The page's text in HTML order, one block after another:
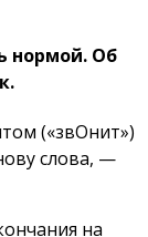
нормой. Об
(«звОнит»)
слова, —
на